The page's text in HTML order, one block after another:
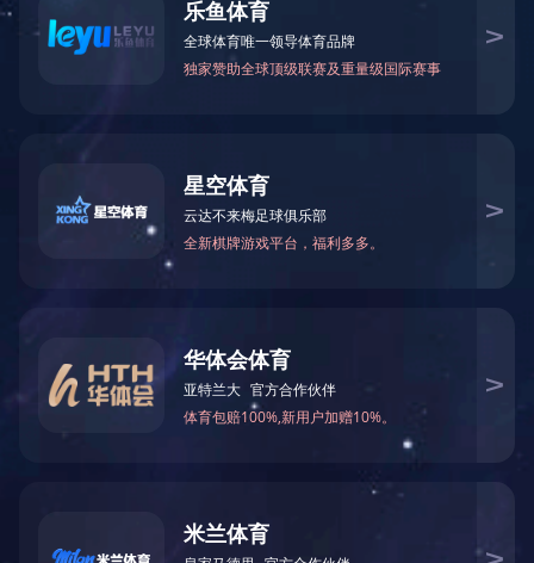
BYG78-237A
版权所有 爱游戏网页版-爱游戏aiyouxi（中国） | 地址：中国广东省深圳市